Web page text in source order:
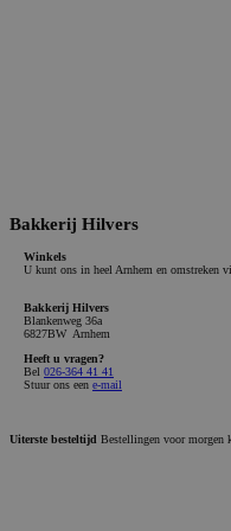
Bakkerij Hilvers
Winkels
U kunt ons in heel Arnhem en omstreken
Bakkerij Hilvers
Blankenweg 36a
6827BW Arnhem
Heeft u vragen?
Bel 026-364 41 41
Stuur ons een e-mail
Uiterste besteltijd Bestellingen voor morgen